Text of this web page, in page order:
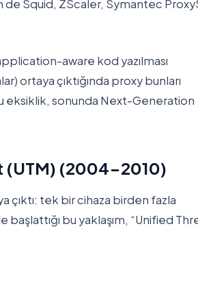
Squid, ZScaler, Symantec
aware kod yazılması
ortaya çıktığında proxy bunları
eksiklik, sonunda Next-Generation
(UTM) (2004-2010)
çıktı: tek bir cihaza birden fazla
bu yaklaşım, “Unified